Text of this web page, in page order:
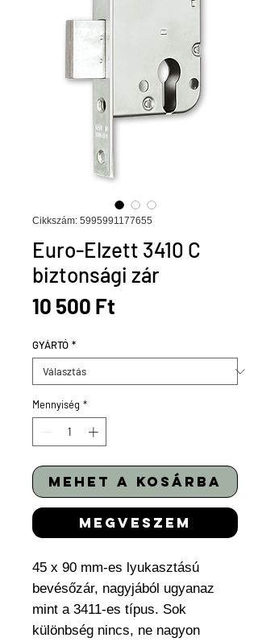
Cikkszám: 5995991177655
Euro-Elzett 3410 C
biztonsági zár
10 500 Ft
GYÁRTÓ *
Mennyiség *
mehet a kosárba
megveszem
45 x 90 mm-es lyukasztású
bevésőzár, nagyjából ugyanaz
mint a 3411-es típus. Sok
különbség nincs, ne nagyon